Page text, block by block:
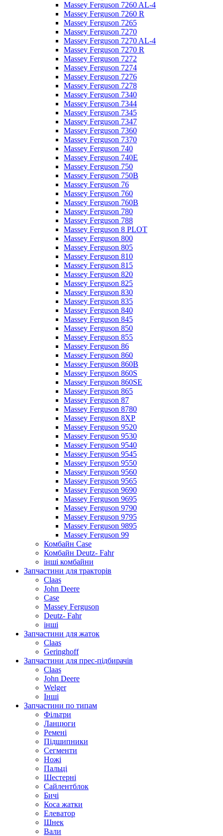
Massey Ferguson 7260 AL-4
Massey Ferguson 7260 R
Massey Ferguson 7265
Massey Ferguson 7270
Massey Ferguson 7270 AL-4
Massey Ferguson 7270 R
Massey Ferguson 7272
Massey Ferguson 7274
Massey Ferguson 7276
Massey Ferguson 7278
Massey Ferguson 7340
Massey Ferguson 7344
Massey Ferguson 7345
Massey Ferguson 7347
Massey Ferguson 7360
Massey Ferguson 7370
Massey Ferguson 740
Massey Ferguson 740E
Massey Ferguson 750
Massey Ferguson 750B
Massey Ferguson 76
Massey Ferguson 760
Massey Ferguson 760B
Massey Ferguson 780
Massey Ferguson 788
Massey Ferguson 8 PLOT
Massey Ferguson 800
Massey Ferguson 805
Massey Ferguson 810
Massey Ferguson 815
Massey Ferguson 820
Massey Ferguson 825
Massey Ferguson 830
Massey Ferguson 835
Massey Ferguson 840
Massey Ferguson 845
Massey Ferguson 850
Massey Ferguson 855
Massey Ferguson 86
Massey Ferguson 860
Massey Ferguson 860B
Massey Ferguson 860S
Massey Ferguson 860SE
Massey Ferguson 865
Massey Ferguson 87
Massey Ferguson 8780
Massey Ferguson 8XP
Massey Ferguson 9520
Massey Ferguson 9530
Massey Ferguson 9540
Massey Ferguson 9545
Massey Ferguson 9550
Massey Ferguson 9560
Massey Ferguson 9565
Massey Ferguson 9690
Massey Ferguson 9695
Massey Ferguson 9790
Massey Ferguson 9795
Massey Ferguson 9895
Massey Ferguson 99
Комбайн Case
Комбайн Deutz- Fahr
інші комбайни
Запчастини для тракторів
Claas
John Deere
Case
Massey Ferguson
Deutz- Fahr
інші
Запчастини для жаток
Claas
Geringhoff
Запчастини для прес-підбирачів
Claas
John Deere
Welger
Інші
Запчастини по типам
Фільтри
Ланцюги
Ремені
Підшипники
Сегменти
Ножі
Пальці
Шестерні
Сайлентблок
Бичі
Коса жатки
Елеватор
Шнек
Вали